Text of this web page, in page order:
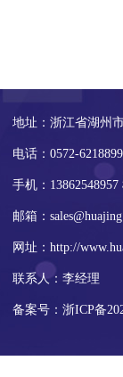
地址：浙江省湖州
电话：0572-6218899
手机：13862548957
邮箱：
网址：http://
联系人：李经理
备案号： 浙ICP备